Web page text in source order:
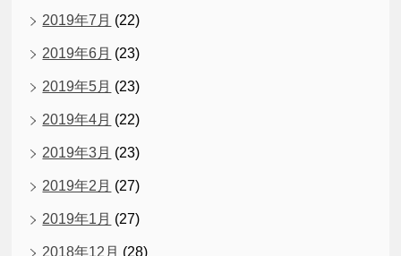
2019年7月 (22)
2019年6月 (23)
2019年5月 (23)
2019年4月 (22)
2019年3月 (23)
2019年2月 (27)
2019年1月 (27)
2018年12月 (28)